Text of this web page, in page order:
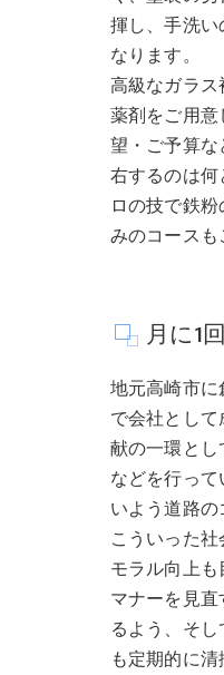
揮し、手洗
なります。
高級なガラ
薬剤をご用
望・ご予算
右するのは
ロの技で鉄
みのコースも
月に1
地元高崎市
で会社とし
献の一環と
などを行っ
いよう道路
こういった
モラル向上
マナーを見
るよう、そ
も定期的に